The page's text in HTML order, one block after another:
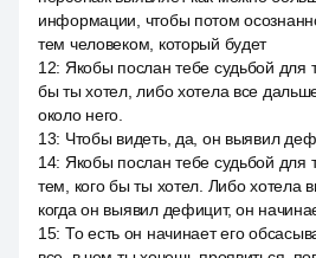
информации, чтобы потом
тем человеком, который будет
12: Якобы послан тебе судьбой для
бы ты хотел, либо хотела все
около него.
13: Чтобы видеть, да, он выявил
14: Якобы послан тебе судьбой для
тем, кого бы ты хотел. Либо хотела
когда он выявил дефицит, он
15: То есть он начинает его